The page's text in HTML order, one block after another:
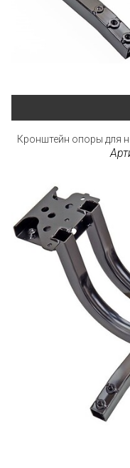
Кронштейн опоры для